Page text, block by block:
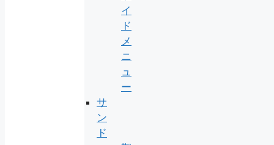
イ
ド
メ
ニ
ュ
ー
サ
ン
ド